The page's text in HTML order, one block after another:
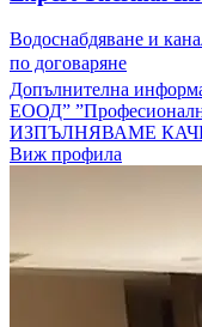
Водоснабдяване и
по договаряне
Допълнителна
ЕООД”
ИЗПЪЛНЯВАМЕ
Виж профила